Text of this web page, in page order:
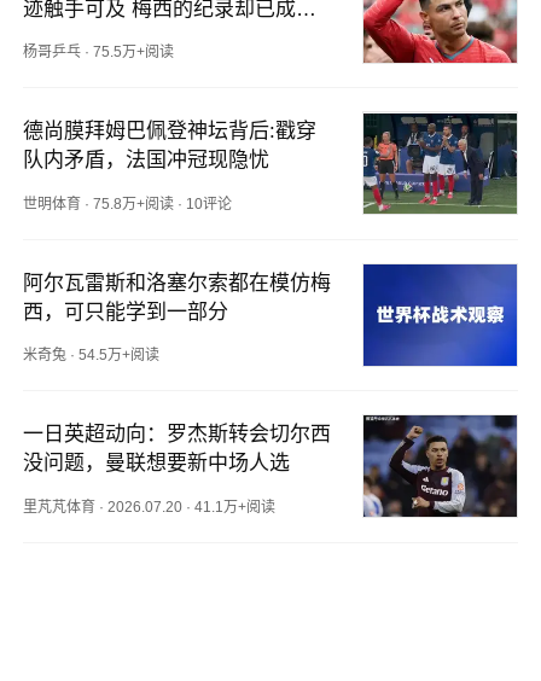
迹触手可及 梅西的纪录却已成永
远
杨哥乒乓 ·75.5万+阅读
德尚膜拜姆巴佩登神坛背后:戳穿
队内矛盾，法国冲冠现隐忧
世明体育 ·75.8万+阅读 · 10评论
阿尔瓦雷斯和洛塞尔索都在模仿梅
西，可只能学到一部分
米奇兔 ·54.5万+阅读
一日英超动向：罗杰斯转会切尔西
没问题，曼联想要新中场人选
里芃芃体育 · 2026.07.20 ·41.1万+阅读